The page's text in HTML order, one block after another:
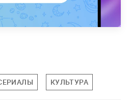
КУЛЬТУРА